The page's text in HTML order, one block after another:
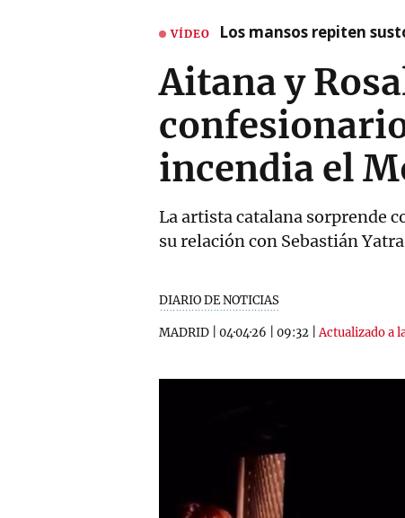
VÍDEO Los mansos repiten
Aitana y
incendia el
La artista catalana sorprende
su relación con Sebastián
DIARIO DE NOTICIAS
MADRID 04·04·26 09:32 |Actualizado a